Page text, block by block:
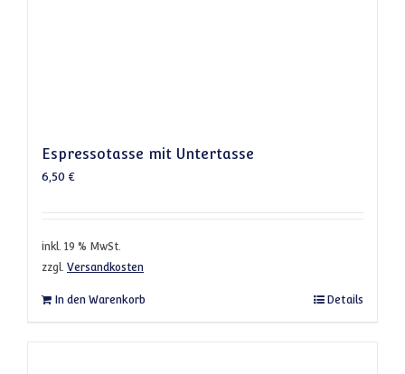
Espressotasse mit Untertasse
6,50 €
inkl. 19 % MwSt.
zzgl. Versandkosten
In den Warenkorb Details